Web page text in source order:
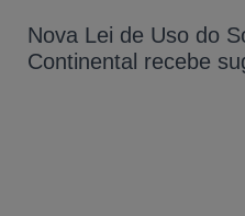
Nova Lei de Uso do
Continental recebe